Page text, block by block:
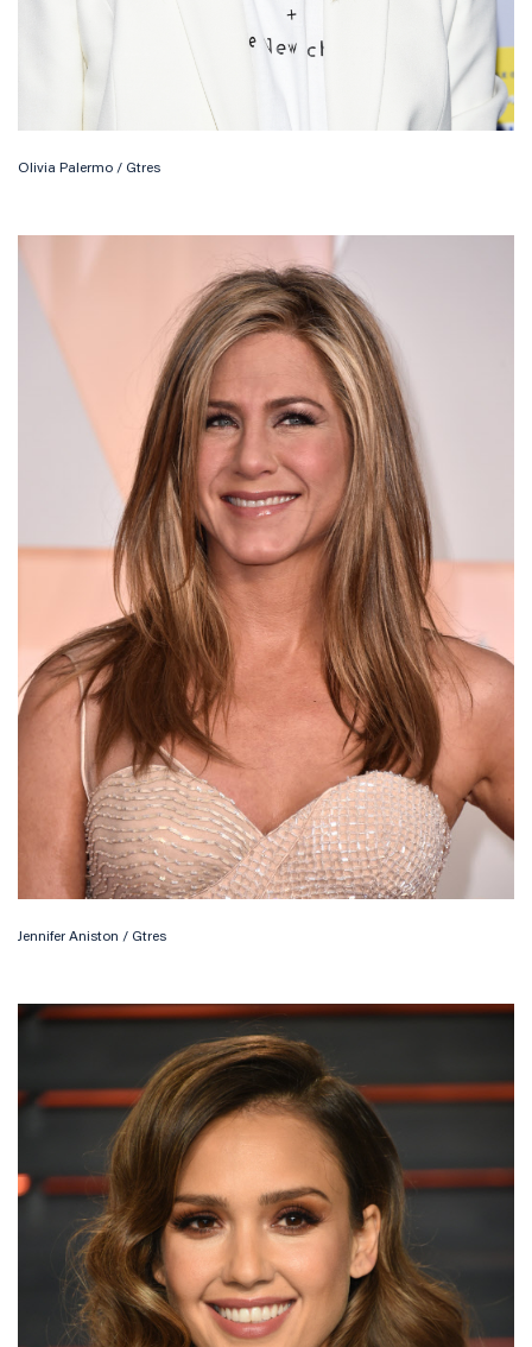
Olivia Palermo / Gtres
Jennifer Aniston / Gtres